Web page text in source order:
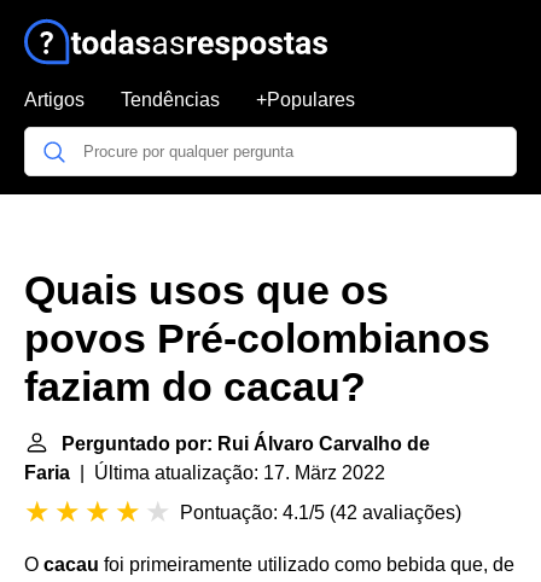
Artigos Tendências +Populares
Quais usos que os
povos Pré-colombianos
faziam do cacau?
Perguntado por: Rui Álvaro Carvalho de
Faria | Última atualização: 17. März 2022
Pontuação: 4.1/5 (42 avaliações)
O cacau foi primeiramente utilizado como bebida que, de